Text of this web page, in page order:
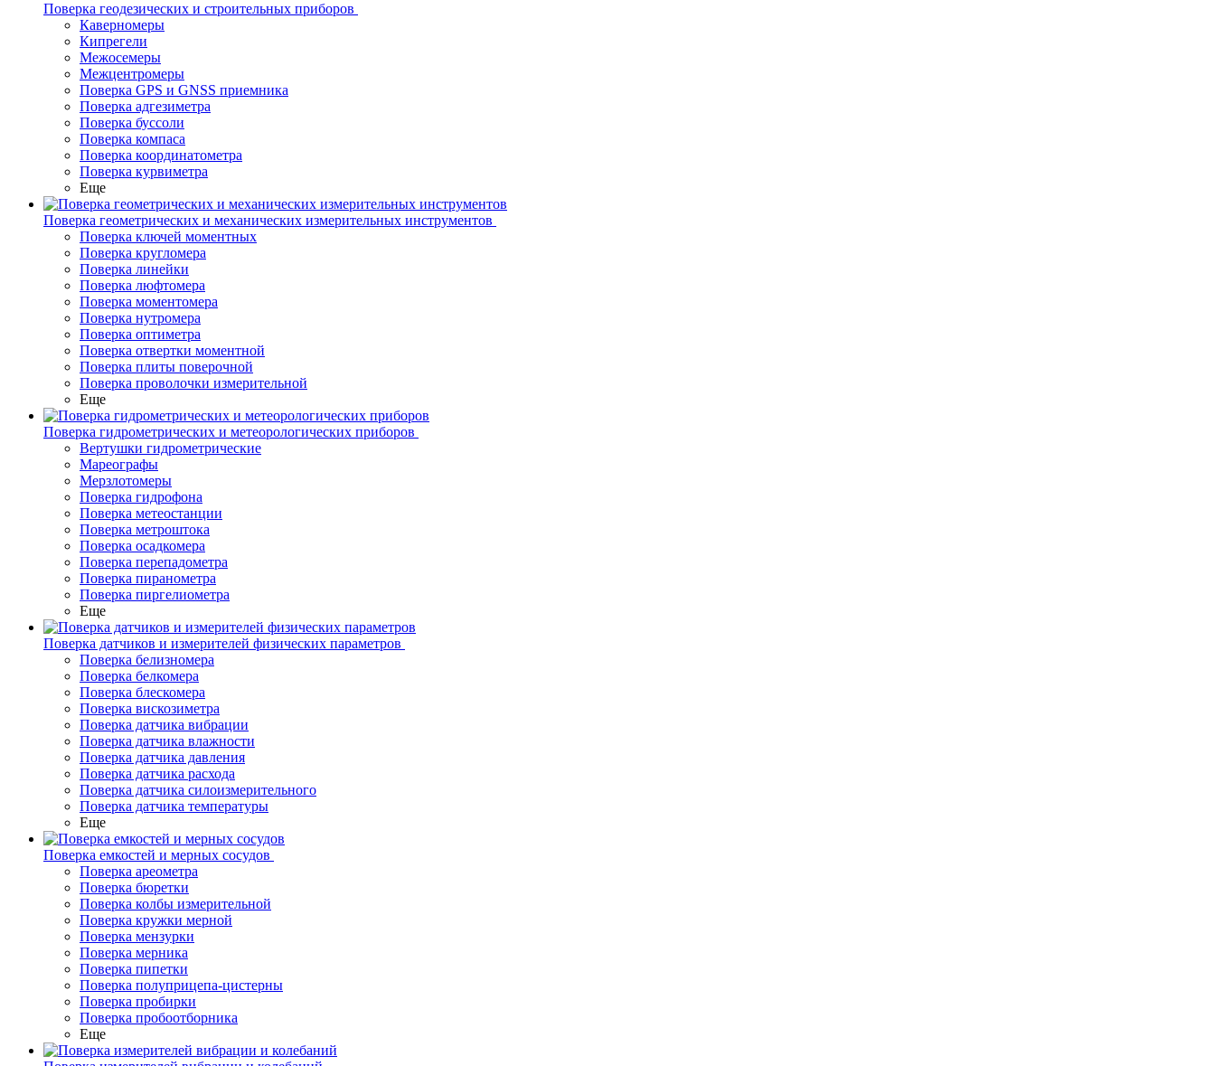
Поверка геодезических и строительных приборов
Каверномеры
Кипрегели
Межосемеры
Межцентромеры
Поверка GPS и GNSS приемника
Поверка адгезиметра
Поверка буссоли
Поверка компаса
Поверка координатометра
Поверка курвиметра
Еще
Поверка геометрических и механических измерительных инструментов
Поверка ключей моментных
Поверка кругломера
Поверка линейки
Поверка люфтомера
Поверка моментомера
Поверка нутромера
Поверка оптиметра
Поверка отвертки моментной
Поверка плиты поверочной
Поверка проволочки измерительной
Еще
Поверка гидрометрических и метеорологических приборов
Вертушки гидрометрические
Мареографы
Мерзлотомеры
Поверка гидрофона
Поверка метеостанции
Поверка метроштока
Поверка осадкомера
Поверка перепадометра
Поверка пиранометра
Поверка пиргелиометра
Еще
Поверка датчиков и измерителей физических параметров
Поверка белизномера
Поверка белкомера
Поверка блескомера
Поверка вискозиметра
Поверка датчика вибрации
Поверка датчика влажности
Поверка датчика давления
Поверка датчика расхода
Поверка датчика силоизмерительного
Поверка датчика температуры
Еще
Поверка емкостей и мерных сосудов
Поверка ареометра
Поверка бюретки
Поверка колбы измерительной
Поверка кружки мерной
Поверка мензурки
Поверка мерника
Поверка пипетки
Поверка полуприцепа-цистерны
Поверка пробирки
Поверка пробоотборника
Еще